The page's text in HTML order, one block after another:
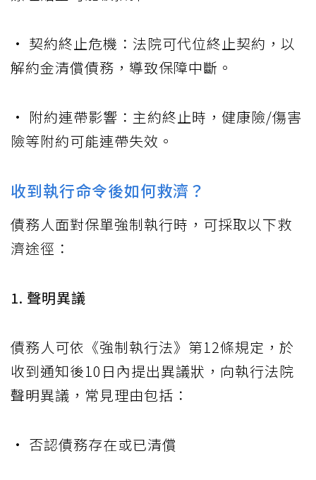
• 契約終止危機：法院可代位終止契約，以
解約金清償債務，導致保障中斷。
• 附約連帶影響：主約終止時，健康險/傷害
險等附約可能連帶失效。
收到執行命令後如何救濟？
債務人面對保單強制執行時，可採取以下救
濟途徑：
1. 聲明異議
債務人可依《強制執行法》第12條規定，於
收到通知後10日內提出異議狀，向執行法院
聲明異議，常見理由包括：
• 否認債務存在或已清償